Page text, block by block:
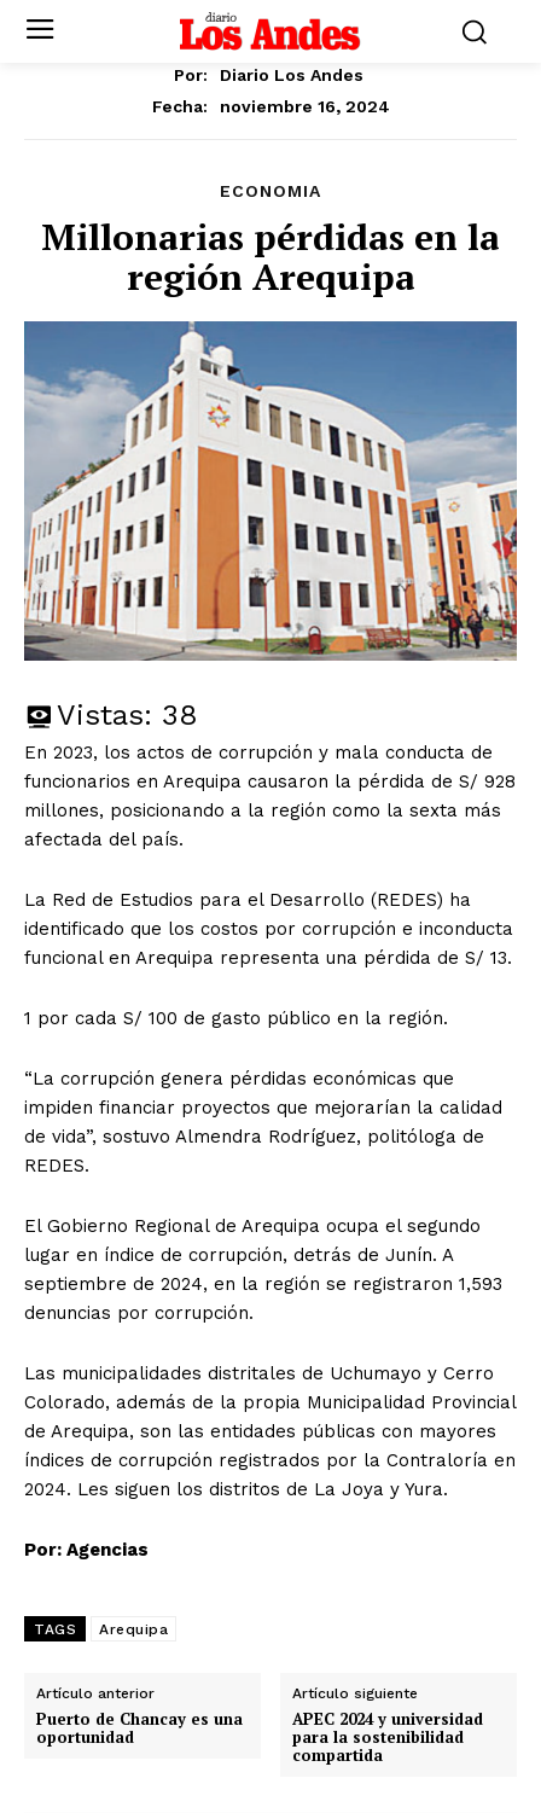
Por:
Diario Los Andes
Fecha:
noviembre 16, 2024
ECONOMIA
Millonarias pérdidas en la
región Arequipa
Vistas: 38
En 2023, los actos de corrupción y mala conducta de
funcionarios en Arequipa causaron la pérdida de S/ 928
millones, posicionando a la región como la sexta más
afectada del país.
La Red de Estudios para el Desarrollo (REDES) ha
identificado que los costos por corrupción e inconducta
funcional en Arequipa representa una pérdida de S/ 13.
1 por cada S/ 100 de gasto público en la región.
“La corrupción genera pérdidas económicas que
impiden financiar proyectos que mejorarían la calidad
de vida”, sostuvo Almendra Rodríguez, politóloga de
REDES.
El Gobierno Regional de Arequipa ocupa el segundo
lugar en índice de corrupción, detrás de Junín. A
septiembre de 2024, en la región se registraron 1,593
denuncias por corrupción.
Las municipalidades distritales de Uchumayo y Cerro
Colorado, además de la propia Municipalidad Provincial
de Arequipa, son las entidades públicas con mayores
índices de corrupción registrados por la Contraloría en
2024. Les siguen los distritos de La Joya y Yura.
Por: Agencias
TAGS Arequipa
Artículo anterior
Puerto de Chancay es una
oportunidad
Artículo siguiente
APEC 2024 y universidad
para la sostenibilidad
compartida